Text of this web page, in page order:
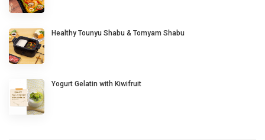
Healthy Tounyu Shabu & Tomyam Shabu
Yogurt Gelatin with Kiwifruit